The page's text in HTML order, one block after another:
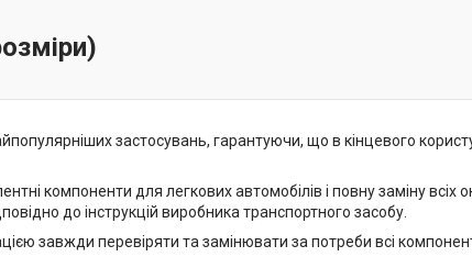
застосувань, гарантуючи, що в кінцевого
компоненти для легкових автомобілів і повну заміну
до інструкцій виробника транспортного засобу.
завжди перевіряти та замінювати за потреби всі